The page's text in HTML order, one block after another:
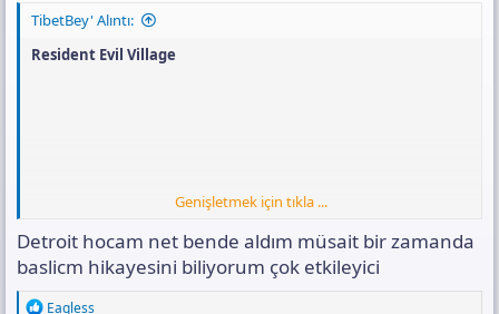
TibetBey' Alıntı:
Resident Evil Village
Ekli dosyayı görüntüle 16487
Detroit: Become Human
Genişletmek için tıkla ...
Detroit hocam net bende aldım müsait bir zamanda
baslicm hikayesini biliyorum çok etkileyici
R
Eagless